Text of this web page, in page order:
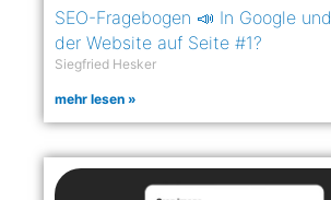
SEO-Fragebogen 📣 In Google
der Website auf Seite #1?
Siegfried Hesker
mehr lesen »